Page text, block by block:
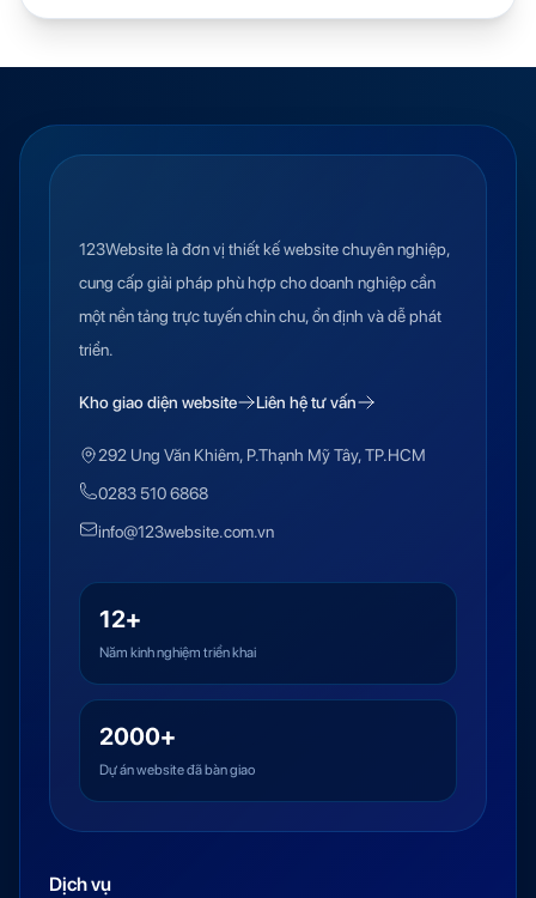
123Website là đơn vị thiết kế website chuyên nghiệp,
cung cấp giải pháp phù hợp cho doanh nghiệp cần
một nền tảng trực tuyến chỉn chu, ổn định và dễ phát
triển.
Kho giao diện website Liên hệ tư vấn
292 Ung Văn Khiêm, P.Thạnh Mỹ Tây, TP.HCM
0283 510 6868
info@123website.com.vn
12+
Năm kinh nghiệm triển khai
2000+
Dự án website đã bàn giao
Dịch vụ